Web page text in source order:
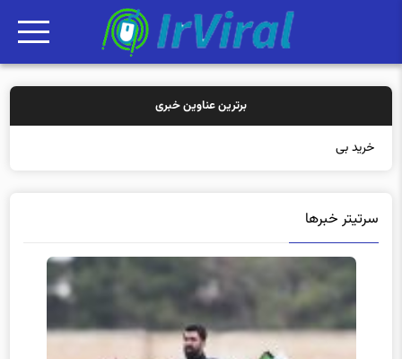
برترین عناوین خبری
خرید بیمه: سنتی ی
سرتیتر خبرها